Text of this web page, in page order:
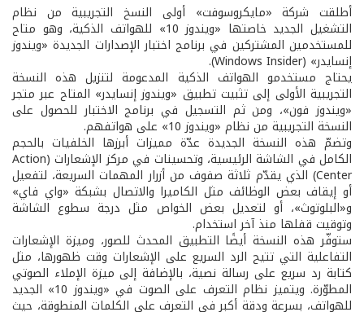
أطلقت شركة «مايكروسوفت» أولى النسخ التجريبية من نظام
التشغيل الجديد خاصتها «ويندوز 10» للهواتف الذكية، وهو متاح
للمستخدمين المشتركين في برنامج اختبار الإصدارات الجديدة «ويندوز
إنسايدر» (Windows Insider).
يحتاج مستخدمو الهواتف الذكية المدعومة لتنزيل هذه النسخة
التجريبية الأولى إلى تثبيت تطبيق «ويندوز إنسايدر» المتاح عبر متجر
«ويندوز فون»، ومن ثم التسجيل في برنامج الاختبار للحصول على
النسخة التجريبية من نظام «ويندوز 10» على هواتفهم.
وتضمّ هذه النسخة الجديدة عدّة مميزات أبرزها الخلفيات بالحجم
الكامل في الشاشة الرئيسية، وتحسينات في مركز الإشعارات (Action
Center) الذي يقدّم ثلاثة صفوف من أزرار المهمات السريعة، لتفعيل
أو إيقاف بعض الوظائف مثل الكاميرا والاتصال بشبكة «واي فاي»
و«البلوتوث»، أو لتعديل بعض الخواص مثل درجة سطوع الشاشة
وتوقيت قفلها منذ آخر استخدام.
ستوفّر هذه النسخة أيضًا التطبيق المحدث للصور، وميزة الإشعارات
التفاعلية التي تتيح الرد السريع على الإشعارات وقت ظهورها، مثل
كتابة رد سريع على رسالة نصية، بالإضافة إلى ميزة الإملاء الصوتي
المطوّرة. ويتميز نظام التعرف على الصوت في «ويندوز 10» الجديد
للهواتف، بسرعة ودقة أكبر في التعرف على الكلمات المنطوقة، حيث